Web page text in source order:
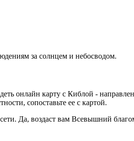
за солнцем и небосводом.
онлайн карту с Киблой -
сопоставьте ее с картой.
Да, воздаст вам Всевышний